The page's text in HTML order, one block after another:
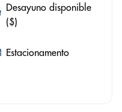
Desayuno disponible
($)
Estacionamento